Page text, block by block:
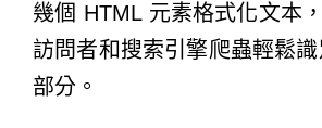
幾個 HTML 元素格式化文本
訪問者和搜索引擎爬蟲輕鬆
部分。